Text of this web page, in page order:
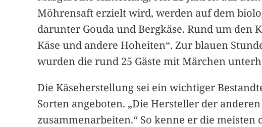
Möhrensaft erzielt wird, werden auf dem
darunter Gouda und Bergkäse. Rund um den
Käse und andere Hoheiten“. Zur blauen
wurden die rund 25 Gäste mit Märchen
Die Käseherstellung sei ein wichtiger
Sorten angeboten. „Die Hersteller der
zusammenarbeiten.“ So kenne er die